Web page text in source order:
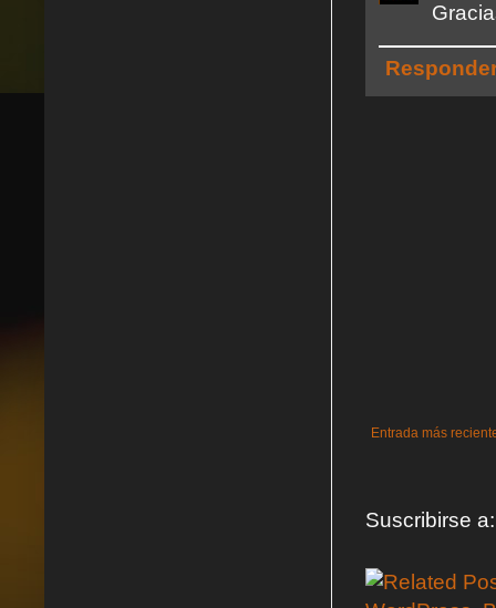
Entrada más
Suscribirse